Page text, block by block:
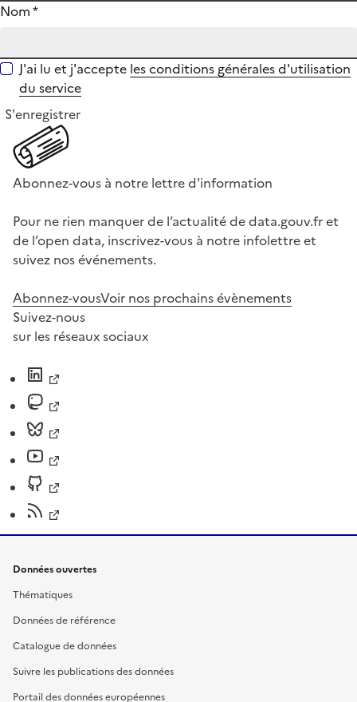
Nom*
J'ai lu et j'accepte les conditions générales d'utilisation
du service
S'enregistrer
Abonnez-vous à notre lettre d'information
Pour ne rien manquer de l’actualité de data.gouv.fr et
de l’open data, inscrivez-vous à notre infolettre et
suivez nos événements.
Abonnez-vousVoir nos prochains évènements
Suivez-nous
sur les réseaux sociaux
Données ouvertes
Thématiques
Données de référence
Catalogue de données
Suivre les publications des données
Portail des données européennes